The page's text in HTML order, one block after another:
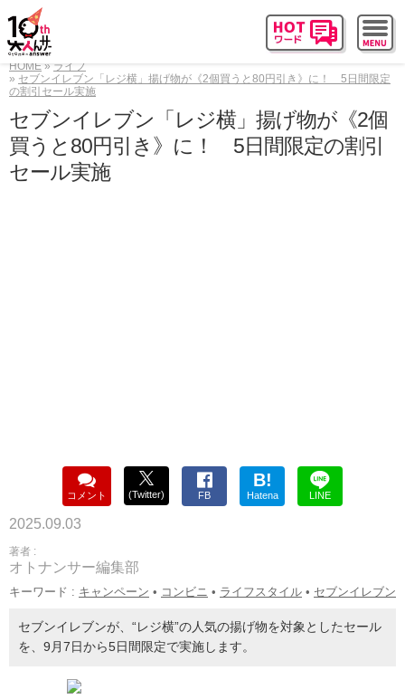
HOME
ライフ
セブンイレブン「レジ横」揚げ物が《2個買うと80円引き》に！ 5日間限定
の割引セール実施
セブンイレブン「レジ横」揚げ物が《2個
買うと80円引き》に！ 5日間限定の割引
セール実施
コメント (Twitter) FB
B!
Hatena LINE
2025.09.03
著者 :
オトナンサー編集部
キーワード : キャンペーン • コンビニ • ライフスタイル • セブンイレブン
セブンイレブンが、“レジ横”の人気の揚げ物を対象としたセール
を、9月7日から5日間限定で実施します。